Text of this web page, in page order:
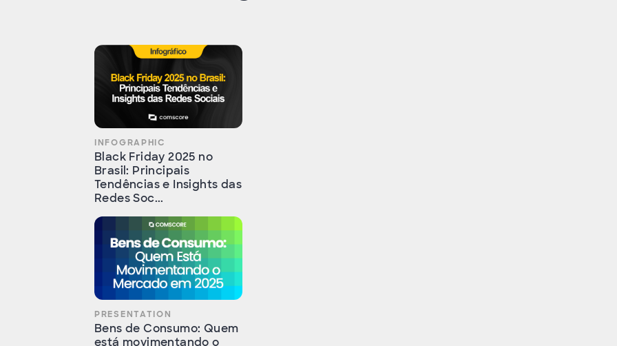
INFOGRAPHIC
Black Friday 2025 no
Brasil: Principais
Tendências e Insights das
Redes Soc...
PRESENTATION
Bens de Consumo: Quem
está movimentando o